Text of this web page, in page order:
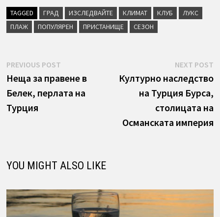
TAGGED ГРАД ИЗСЛЕДВАЙТЕ КЛИМАТ КЛУБ
ЛУКС
ПЛАЖ
ПОПУЛЯРЕН ПРИСТАНИЩЕ СЕЗОН
Навигация
PREVIOUS POSTPrevious
post:
Неща за правене в
Белек, перлата на
Турция
NEXT POST
Културно наследство
на Турция Бурса,
столицата на
Османската империя
YOU MIGHT ALSO LIKE